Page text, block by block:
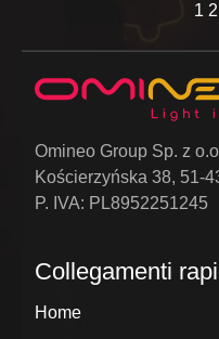
1 2
Omineo Group Sp. z
Kościerzyńska 38, 51-
P. IVA: PL8952251245
Collegamenti
Home